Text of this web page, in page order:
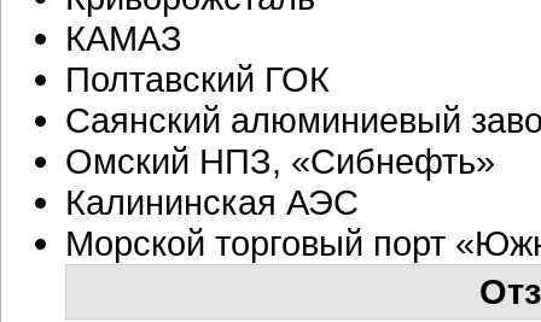
КАМАЗ
Полтавский ГОК
Саянский алюминиевый
Омский НПЗ, «Сибнефть»
Калининская АЭС
Морской торговый порт